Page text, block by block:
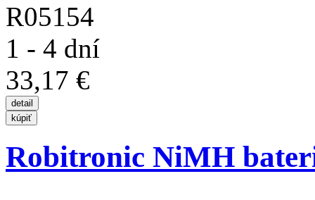
R05154
1 - 4 dní
33,17 €
Robitronic NiMH